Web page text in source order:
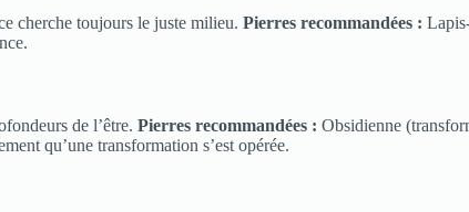
cherche toujours le juste milieu. Pierres recommandées :
de l’être. Pierres recommandées : Obsidienne
qu’une transformation s’est opérée.